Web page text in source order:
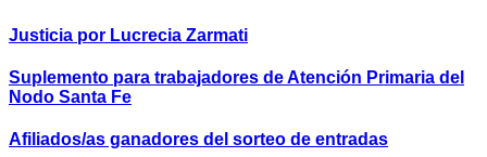
Justicia por Lucrecia Zarmati
Suplemento para trabajadores de Atención Primaria del
Nodo Santa Fe
Afiliados/as ganadores del sorteo de entradas